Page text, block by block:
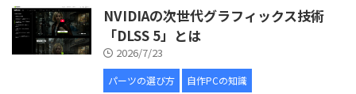
NVIDIAの次世代グラフィックス技術
「DLSS 5」とは
2026/7/23
パーツの選び方 自作PCの知識